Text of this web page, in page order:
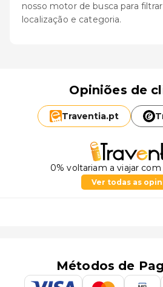
nosso motor de busca para
localização e categoria.
Opiniões de
Traventia.pt
0% voltariam a viajar
Ver todas as
Métodos de